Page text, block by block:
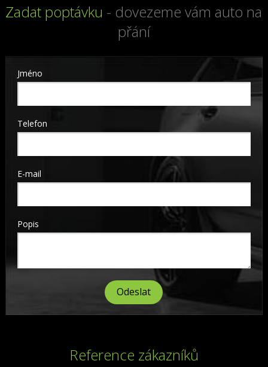
Zadat poptávku - dovezeme vám auto na
přání
Jméno
Telefon
E-mail
Popis
Reference zákazníků